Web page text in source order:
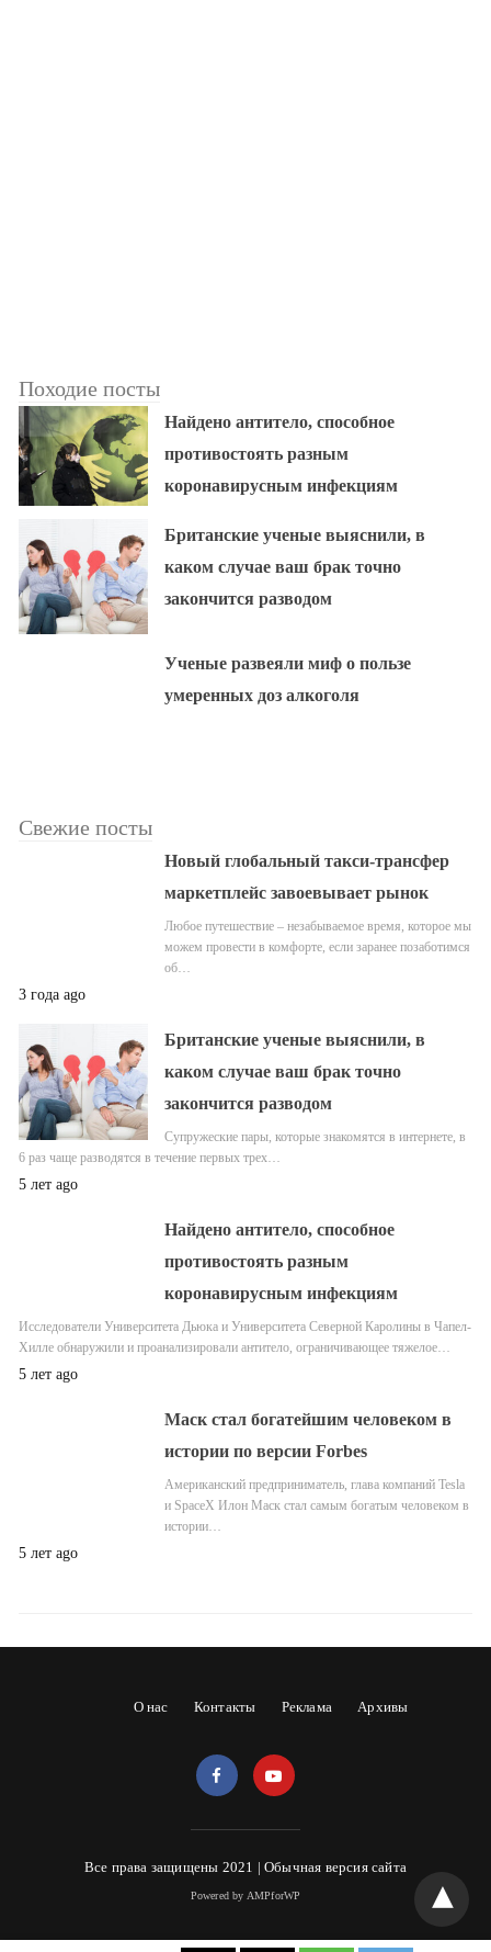
Походие посты
Найдено антитело, способное
противостоять разным
коронавирусным инфекциям
Британские ученые выяснили, в
каком случае ваш брак точно
закончится разводом
Ученые развеяли миф о пользе
умеренных доз алкоголя
Свежие посты
Новый глобальный такси-трансфер
маркетплейс завоевывает рынок
Любое путешествие – незабываемое время, которое мы
можем провести в комфорте, если заранее позаботимся
об…
3 года ago
Британские ученые выяснили, в
каком случае ваш брак точно
закончится разводом
Супружеские пары, которые знакомятся в интернете, в
6 раз чаще разводятся в течение первых трех…
5 лет ago
Найдено антитело, способное
противостоять разным
коронавирусным инфекциям
Исследователи Университета Дьюка и Университета Северной Каролины в Чапел-
Хилле обнаружили и проанализировали антитело, ограничивающее тяжелое…
5 лет ago
Маск стал богатейшим человеком в
истории по версии Forbes
Американский предприниматель, глава компаний Tesla
и SpaceX Илон Маск стал самым богатым человеком в
истории…
5 лет ago
О нас Контакты Реклама Архивы
Все права защищены 2021 |Обычная версия сайта
Powered by AMPforWP